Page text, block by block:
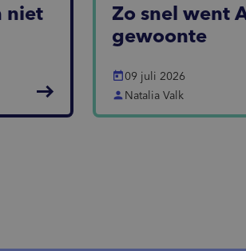
niet
east
Zo snel went
gewoonte
today09 juli 2026
person Natalia Valk